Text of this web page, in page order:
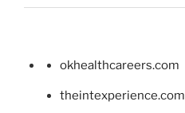
okhealthcareers.com
theintexperience.com